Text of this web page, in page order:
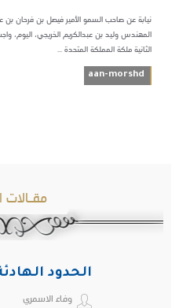
نيابة عن صاحب السمو الأمير فيصل بن فرحان بن
المهندس وليد بن عبدالكريم الخريجي، اليوم،
الثانية ملكة المملكة المتحدة ...
aan-morshd
مقـالات
الحدود
وفاء الاسمري